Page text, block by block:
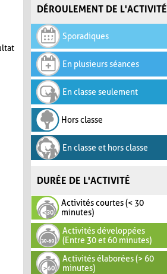
DÉROULEMENT DE L'ACTIVITÉ
Sporadiques
En plusieurs séances
En classe seulement
Hors classe
En classe et hors classe
DURÉE DE L'ACTIVITÉ
Activités courtes (< 30
minutes)
Activités développées
(Entre 30 et 60 minutes)
Activités élaborées (> 60
minutes)